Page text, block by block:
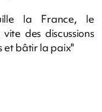
la France, le
des discussions
et bâtir la paix"